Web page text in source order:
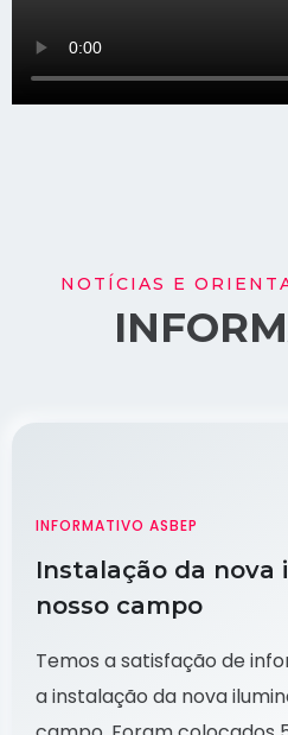
NOTÍCIAS E
INFORMATIVO ASBEP
Instalação da nova
nosso campo
Temos a satisfação de
a instalação da nova